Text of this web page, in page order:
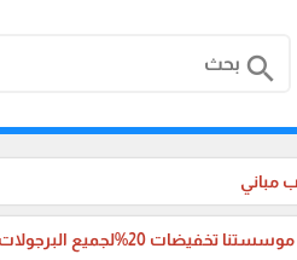
search
مباني
البرجولات والمظلات وبناء الملاحق الخارجية، والترميم ،في جميع مناطق المملكة العربية السعودية.